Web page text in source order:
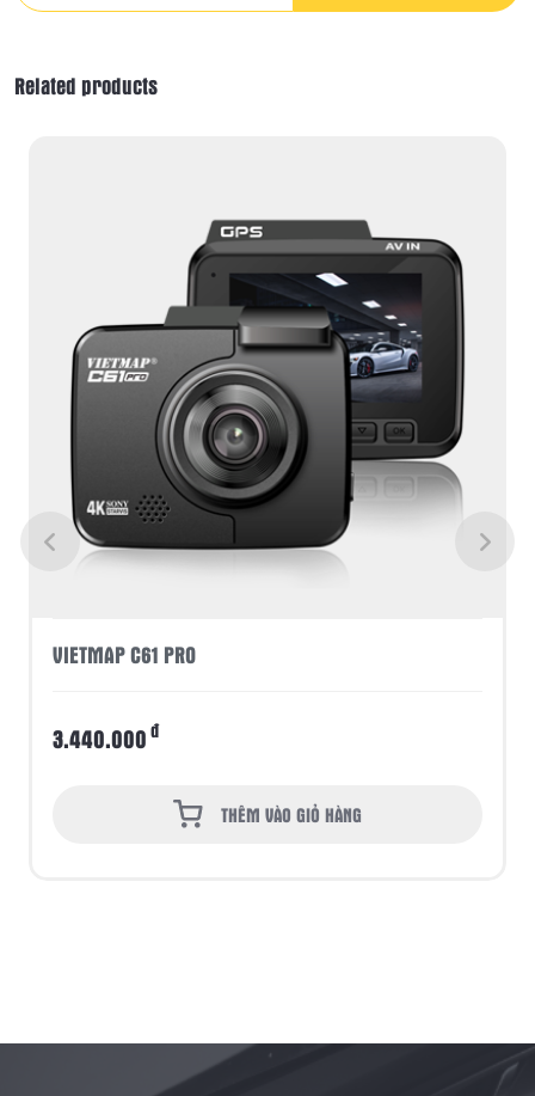
Related products
VIETMAP C61 PRO
3.440.000đ
THÊM VÀO GIỎ HÀNG